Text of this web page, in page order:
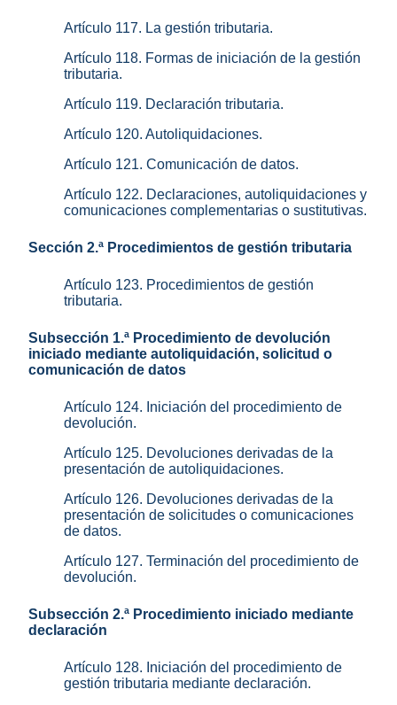
Artículo 117. La gestión tributaria.
Artículo 118. Formas de iniciación de la gestión
tributaria.
Artículo 119. Declaración tributaria.
Artículo 120. Autoliquidaciones.
Artículo 121. Comunicación de datos.
Artículo 122. Declaraciones, autoliquidaciones y
comunicaciones complementarias o sustitutivas.
Sección 2.ª Procedimientos de gestión tributaria
Artículo 123. Procedimientos de gestión
tributaria.
Subsección 1.ª Procedimiento de devolución
iniciado mediante autoliquidación, solicitud o
comunicación de datos
Artículo 124. Iniciación del procedimiento de
devolución.
Artículo 125. Devoluciones derivadas de la
presentación de autoliquidaciones.
Artículo 126. Devoluciones derivadas de la
presentación de solicitudes o comunicaciones
de datos.
Artículo 127. Terminación del procedimiento de
devolución.
Subsección 2.ª Procedimiento iniciado mediante
declaración
Artículo 128. Iniciación del procedimiento de
gestión tributaria mediante declaración.